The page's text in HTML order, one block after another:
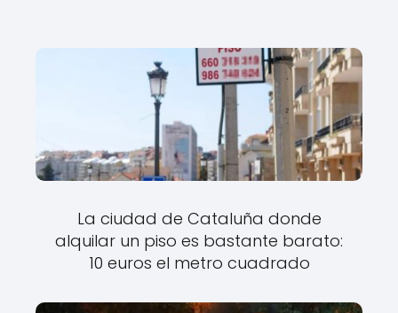
La ciudad de Cataluña donde
alquilar un piso es bastante barato:
10 euros el metro cuadrado